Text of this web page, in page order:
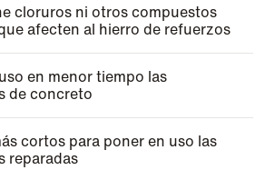
cloruros ni otros compuestos
afecten al hierro de refuerzos
en menor tiempo las
de concreto
cortos para poner en uso las
reparadas